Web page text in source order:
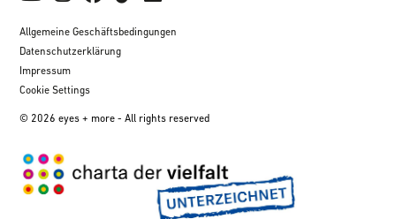
Allgemeine Geschäftsbedingungen
Datenschutzerklärung
Impressum
Cookie Settings
© 2026 eyes + more - All rights reserved